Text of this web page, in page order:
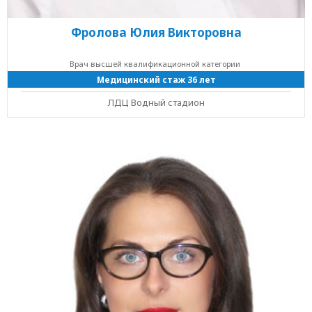
Фролова Юлия Викторовна
Врач высшей квалификационной категории
Медицинский стаж 36 лет
ЛДЦ Водный стадион